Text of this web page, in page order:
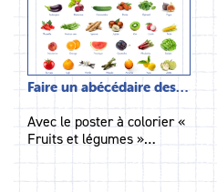
Faire un abécédaire des…
Avec le poster à colorier «
Fruits et légumes »…